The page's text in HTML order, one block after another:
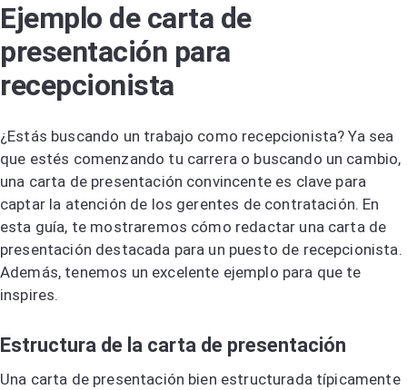
Ejemplo de carta de
presentación para
recepcionista
¿Estás buscando un trabajo como recepcionista? Ya sea
que estés comenzando tu carrera o buscando un cambio,
una carta de presentación convincente es clave para
captar la atención de los gerentes de contratación. En
esta guía, te mostraremos cómo redactar una carta de
presentación destacada para un puesto de recepcionista.
Además, tenemos un excelente ejemplo para que te
inspires.
Estructura de la carta de presentación
Una carta de presentación bien estructurada típicamente